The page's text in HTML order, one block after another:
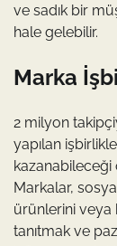
ve sadık bir
hale gelebilir.
Marka
2 milyon
yapılan
Markalar,
ürünlerini veya
tanıtmak ve